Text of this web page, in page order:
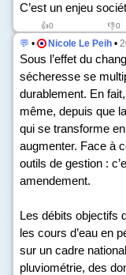
C’est un enjeu
👍0 👎0
💬 • Nicole Le Peih •
Sous l’effet du
sécheresse se
durablement. En
même, depuis que
qui se transforme
augmenter. Face à
outils de gestion :
amendement.
Les débits objectifs
les cours d’eau en
sur un cadre
pluviométrie, des